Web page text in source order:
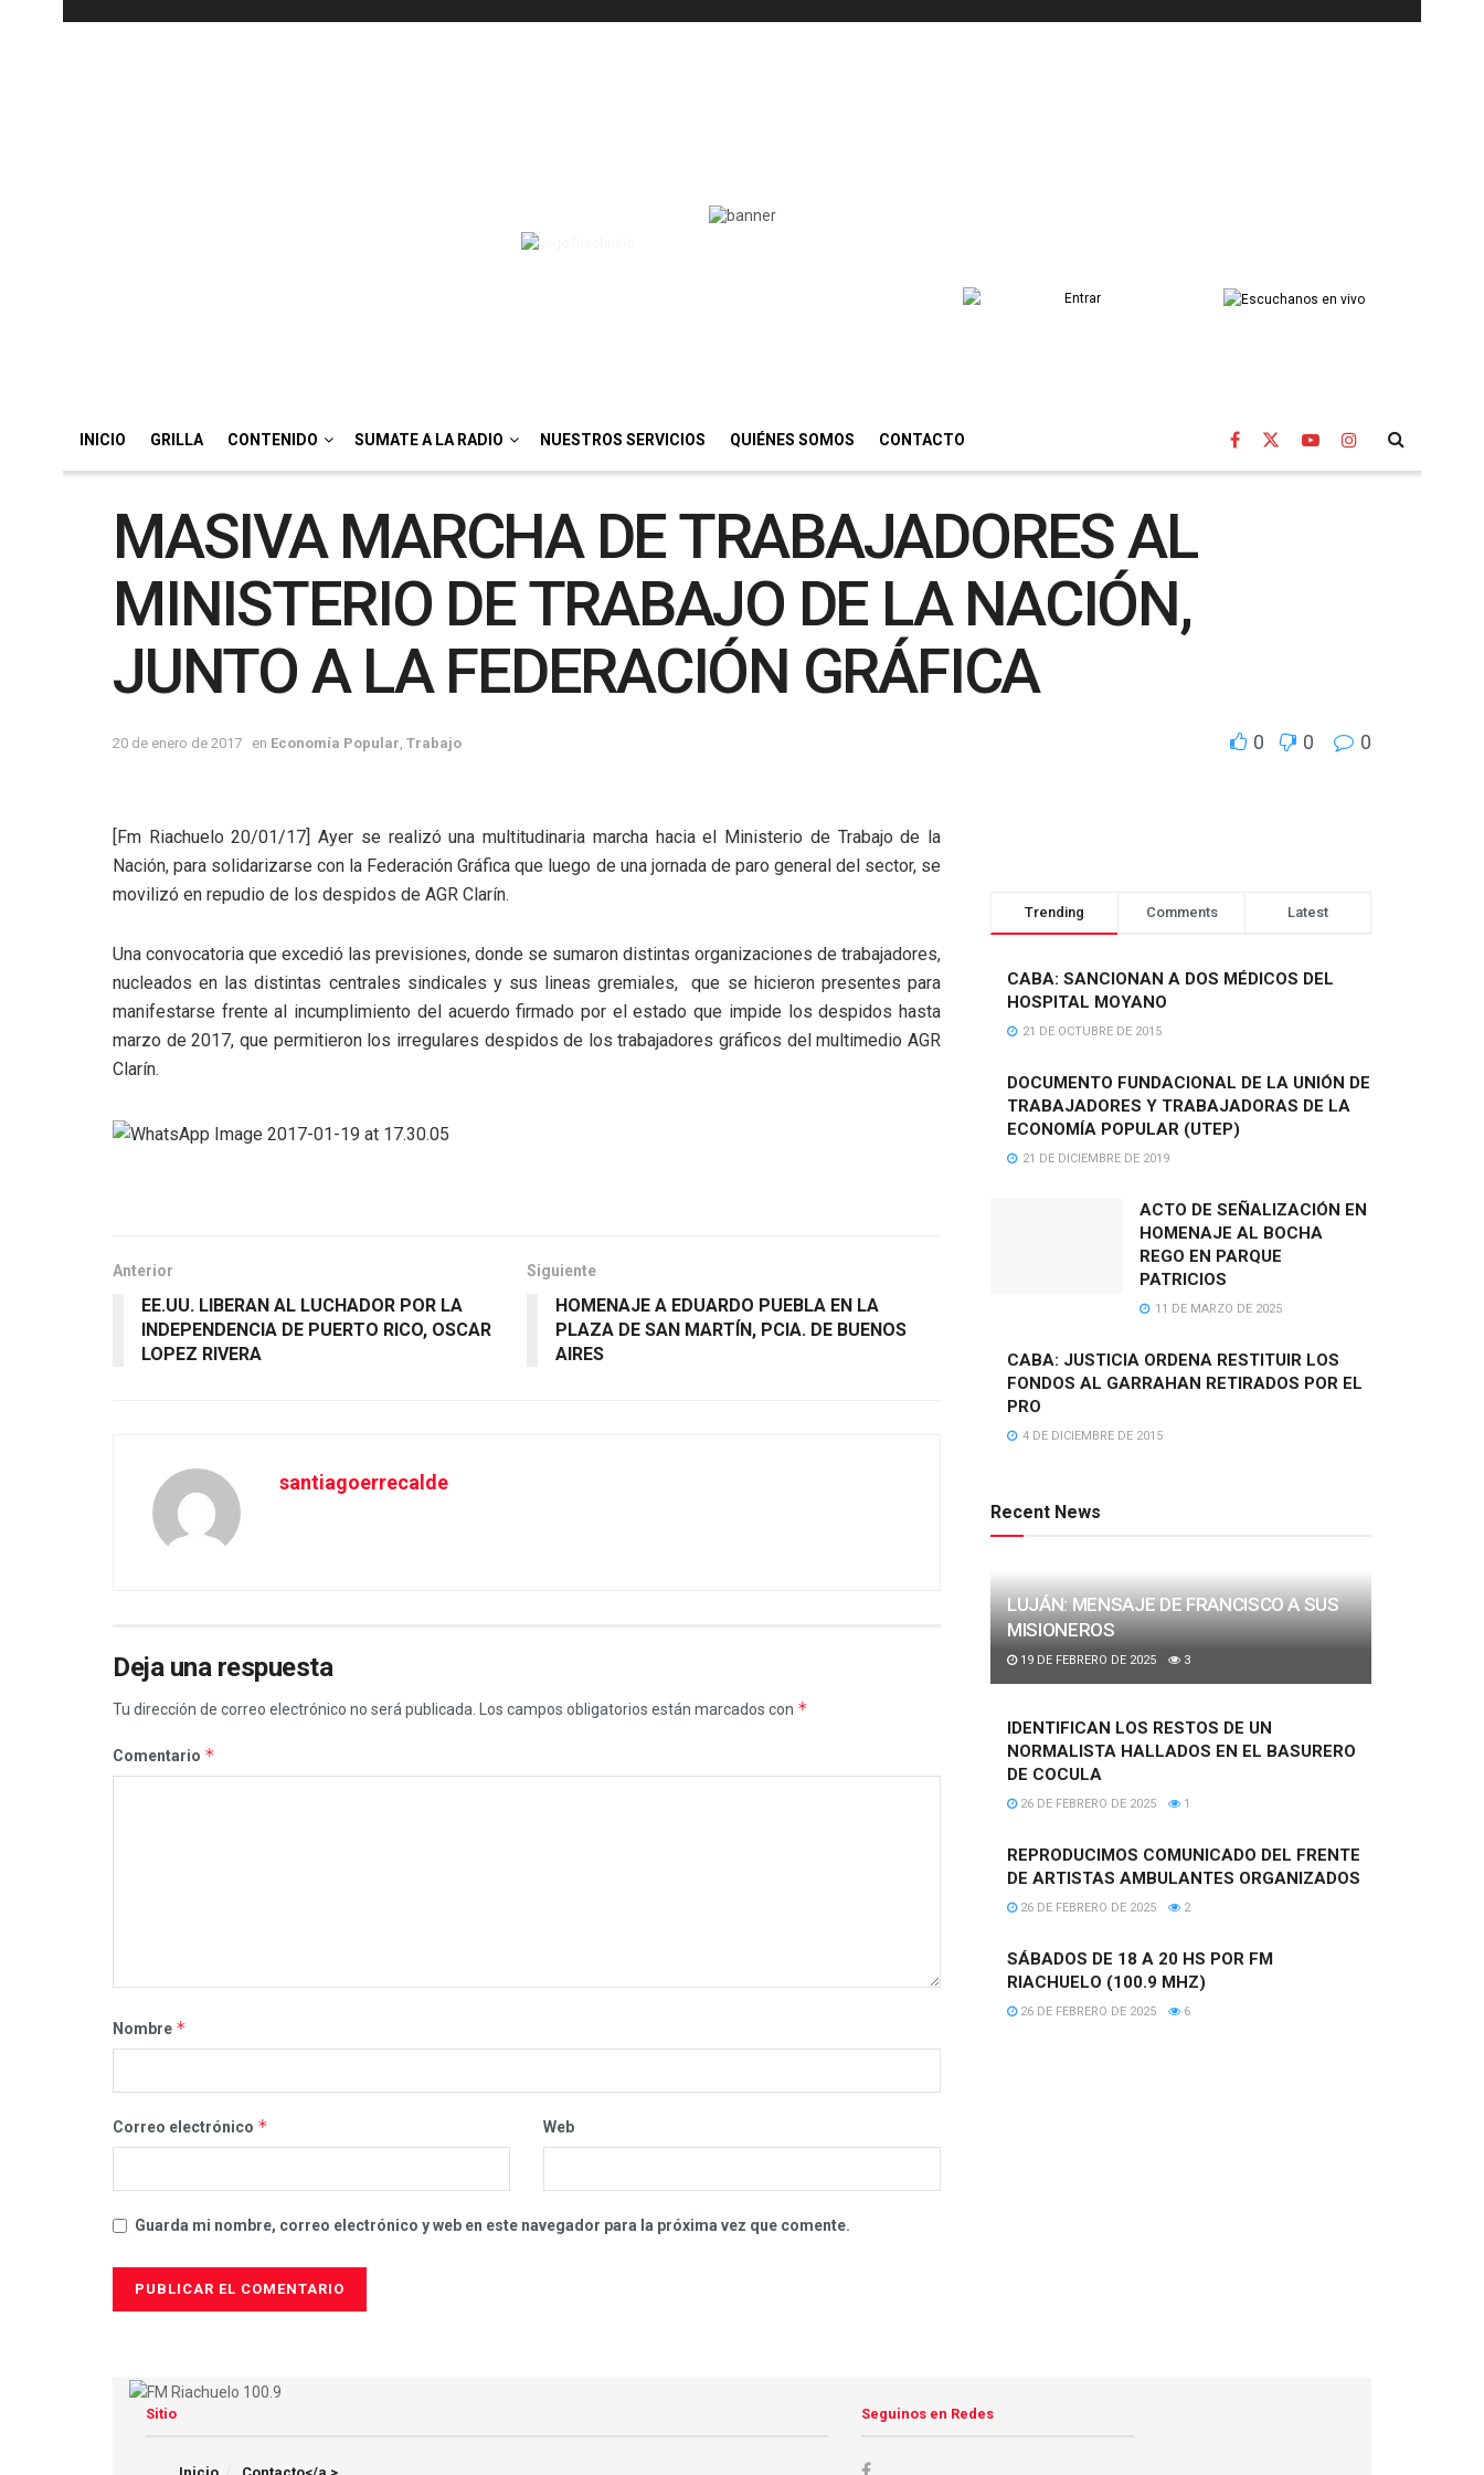
INICIO GRILLA CONTENIDO SUMATE A LA RADIO NUESTROS SERVICIOS QUIÉNES SOMOS CONTACTO
MASIVA MARCHA DE TRABAJADORES AL
MINISTERIO DE TRABAJO DE LA NACIÓN,
JUNTO A LA FEDERACIÓN GRÁFICA
20 de enero de 2017 en Economía Popular, Trabajo 0 0 0
[Fm Riachuelo 20/01/17] Ayer se realizó una multitudinaria marcha hacia el Ministerio de Trabajo de la
Nación, para solidarizarse con la Federación Gráfica que luego de una jornada de paro general del sector, se
movilizó en repudio de los despidos de AGR Clarín.
Una convocatoria que excedió las previsiones, donde se sumaron distintas organizaciones de trabajadores,
nucleados en las distintas centrales sindicales y sus lineas gremiales, que se hicieron presentes para
manifestarse frente al incumplimiento del acuerdo firmado por el estado que impide los despidos hasta
marzo de 2017, que permitieron los irregulares despidos de los trabajadores gráficos del multimedio AGR
Clarín.
Anterior
EE.UU. LIBERAN AL LUCHADOR POR LA
INDEPENDENCIA DE PUERTO RICO, OSCAR
LOPEZ RIVERA
Siguiente
HOMENAJE A EDUARDO PUEBLA EN LA
PLAZA DE SAN MARTÍN, PCIA. DE BUENOS
AIRES
santiagoerrecalde
Deja una respuesta
Tu dirección de correo electrónico no será publicada. Los campos obligatorios están marcados con *
Comentario *
Nombre *
Correo electrónico * Web
Guarda mi nombre, correo electrónico y web en este navegador para la próxima vez que comente.
Trending Comments Latest
CABA: SANCIONAN A DOS MÉDICOS DEL
HOSPITAL MOYANO
21 DE OCTUBRE DE 2015
DOCUMENTO FUNDACIONAL DE LA UNIÓN DE
TRABAJADORES Y TRABAJADORAS DE LA
ECONOMÍA POPULAR (UTEP)
21 DE DICIEMBRE DE 2019
ACTO DE SEÑALIZACIÓN EN
HOMENAJE AL BOCHA
REGO EN PARQUE
PATRICIOS
11 DE MARZO DE 2025
CABA: JUSTICIA ORDENA RESTITUIR LOS
FONDOS AL GARRAHAN RETIRADOS POR EL
PRO
4 DE DICIEMBRE DE 2015
Recent News
LUJÁN: MENSAJE DE FRANCISCO A SUS
MISIONEROS
19 DE FEBRERO DE 2025 3
IDENTIFICAN LOS RESTOS DE UN
NORMALISTA HALLADOS EN EL BASURERO
DE COCULA
26 DE FEBRERO DE 2025 1
REPRODUCIMOS COMUNICADO DEL FRENTE
DE ARTISTAS AMBULANTES ORGANIZADOS
26 DE FEBRERO DE 2025 2
SÁBADOS DE 18 A 20 HS POR FM
RIACHUELO (100.9 MHZ)
26 DE FEBRERO DE 2025 6
Sitio Seguinos en Redes